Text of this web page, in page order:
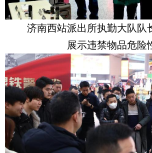
济南西站派出所执勤大队队
展示违禁物品危险